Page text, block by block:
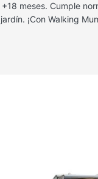
meses. Cumple
¡Con Walking